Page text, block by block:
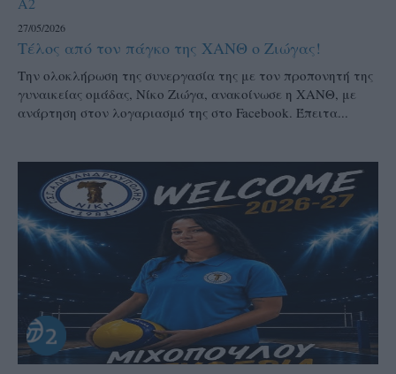
27/05/2026
Τέλος από τον πάγκο της ΧΑΝΘ ο Ζιώγας!
Την ολοκλήρωση της συνεργασία της με τον προπονητή της
γυναικείας ομάδας, Νίκο Ζιώγα, ανακοίνωσε η ΧΑΝΘ, με
ανάρτηση στον λογαριασμό της στο Facebook. Έπειτα...